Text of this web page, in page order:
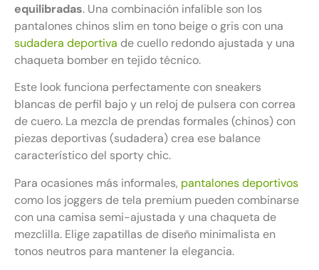
equilibradas. Una combinación infalible son los
pantalones chinos slim en tono beige o gris con una
sudadera deportiva de cuello redondo ajustada y una
chaqueta bomber en tejido técnico.
Este look funciona perfectamente con sneakers
blancas de perfil bajo y un reloj de pulsera con correa
de cuero. La mezcla de prendas formales (chinos) con
piezas deportivas (sudadera) crea ese balance
característico del sporty chic.
Para ocasiones más informales, pantalones deportivos
como los joggers de tela premium pueden combinarse
con una camisa semi-ajustada y una chaqueta de
mezclilla. Elige zapatillas de diseño minimalista en
tonos neutros para mantener la elegancia.